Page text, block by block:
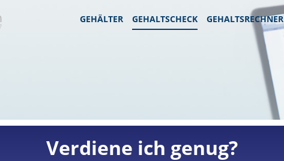
GEHÄLTER GEHALTSCHECK GEHALTSRECHNER
Verdiene ich genug?